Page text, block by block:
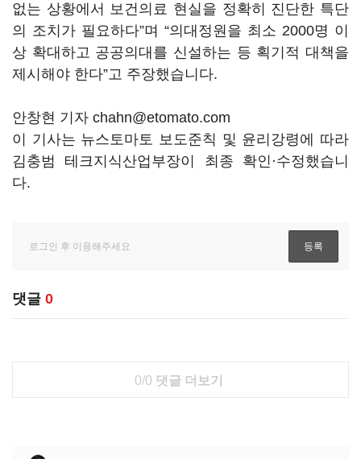
없는 상황에서 보건의료 현실을 정확히 진단한 특단
의 조치가 필요하다”며 “의대정원을 최소 2000명 이
상 확대하고 공공의대를 신설하는 등 획기적 대책을
제시해야 한다”고 주장했습니다.
안창현 기자 chahn@etomato.com
이 기사는 뉴스토마토 보도준칙 및 윤리강령에 따라
김충범 테크지식산업부장이 최종 확인·수정했습니
다.
댓글 0
0/0 댓글 더보기